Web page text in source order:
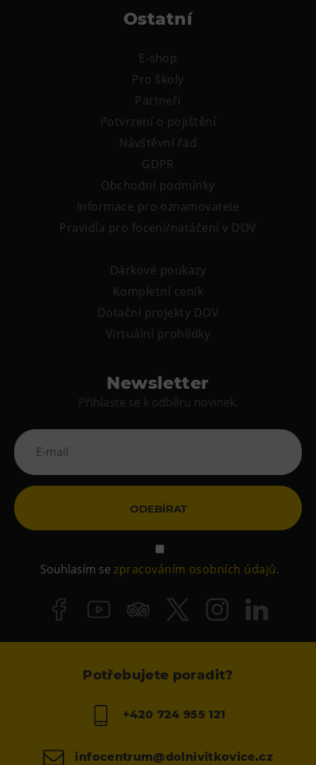
Ostatní
E-shop
Pro školy
Partneři
Potvrzení o pojištění
Návštěvní řád
GDPR
Obchodní podmínky
Informace pro oznamovatele
Pravidla pro focení/natáčení v DOV
Dárkové poukazy
Kompletní ceník
Dotační projekty DOV
Virtuální prohlídky
Newsletter
Přihlaste se k odběru novinek.
ODEBÍRAT
Souhlasím sezpracováním osobních údajů.
Potřebujete poradit?
+420 724 955 121
infocentrum@dolnivitkovice.cz